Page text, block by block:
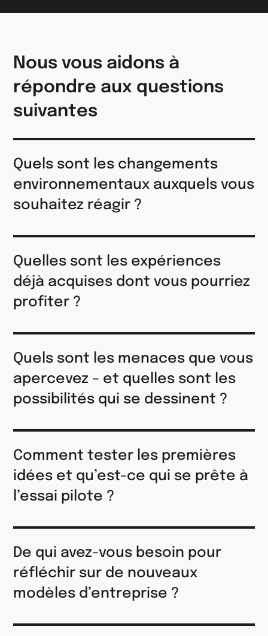
Nous vous aidons à
répondre aux questions
suivantes
Quels sont les changements
environnementaux auxquels vous
souhaitez réagir ?
Quelles sont les expériences
déjà acquises dont vous pourriez
profiter ?
Quels sont les menaces que vous
apercevez – et quelles sont les
possibilités qui se dessinent ?
Comment tester les premières
idées et qu’est-ce qui se prête à
l’essai pilote ?
De qui avez-vous besoin pour
réfléchir sur de nouveaux
modèles d’entreprise ?